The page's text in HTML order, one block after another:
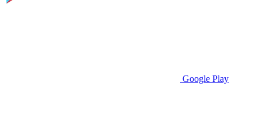
Google Play